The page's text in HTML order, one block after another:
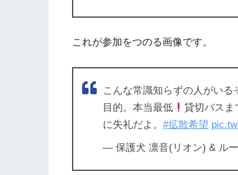
これが参加をつのる画像です。
こんな常識知らずの人がい
目的。本当最低
貸切バスま
に失礼だよ。 #拡散希望
— 保護犬 凛音(リオン) & ル